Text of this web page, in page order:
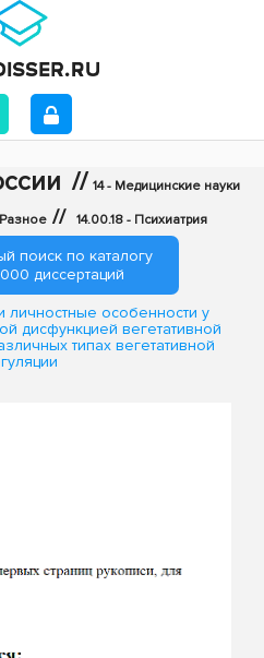
// 14 - Медицинские науки
// 14.00.18 - Психиатрия
поиск по каталогу
диссертаций
личностные особенности у
дисфункцией вегетативной
типах вегетативной